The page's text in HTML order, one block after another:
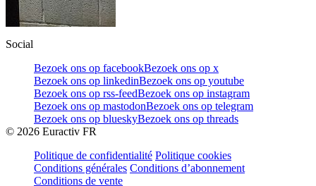
Social
Bezoek ons op facebookBezoek ons op x
Bezoek ons op linkedinBezoek ons op youtube
Bezoek ons op rss-feedBezoek ons op instagram
Bezoek ons op mastodonBezoek ons op telegram
Bezoek ons op blueskyBezoek ons op threads
© 2026 Euractiv FR
Politique de confidentialité Politique cookies
Conditions générales Conditions d’abonnement
Conditions de vente